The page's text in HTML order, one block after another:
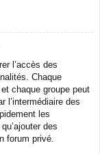
l’accès des
Chaque
chaque groupe peut
l’intermédiaire des
les
des
forum privé.